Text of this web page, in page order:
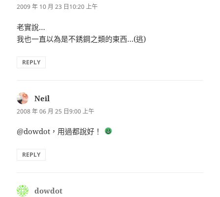
示:
2009 年 10 月 23 日10:20 上午
老實說…
我也一直以為是不銹鋼之類的東西…(逃)
REPLY
Neil
示:
2008 年 06 月 25 日9:00 上午
@dowdot，用過都說好！
REPLY
dowdot